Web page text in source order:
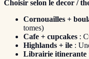
Choisir selon le decor /
Cornouailles +
tomes)
Cafe + cupcakes :
Highlands + ile :
Librairie itinerante